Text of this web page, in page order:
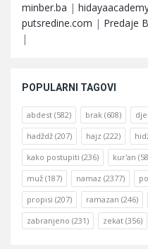
minber.ba |
putsredine.com | Predaje
|
POPULARNI TAGOVI
abdest (582) brak (608)
hadždž (207) hajz (222)
kako postupiti (236) kur'an
muž (187) namaz (2377)
propisi (207) ramazan (246)
zabranjeno (231) zekat (356)